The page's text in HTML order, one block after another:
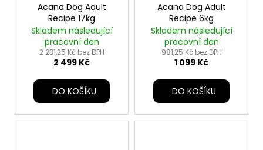
Acana Dog Adult
Recipe 17kg
Skladem následující
pracovní den
2 231,25 Kč bez DPH
2 499 Kč
DO KOŠÍKU
Acana Dog Adult
Recipe 6kg
Skladem následující
pracovní den
981,25 Kč bez DPH
1 099 Kč
DO KOŠÍKU